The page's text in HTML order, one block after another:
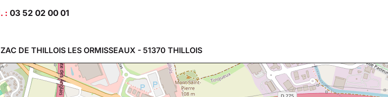
: 03 52 02 00 01
DE THILLOIS LES ORMISSEAUX - 51370 THILLOIS